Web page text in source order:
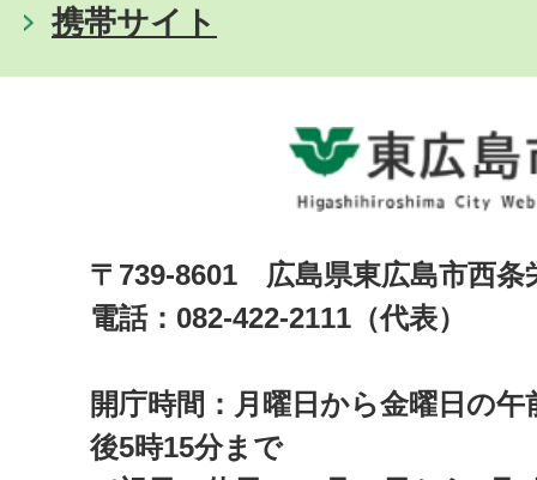
携帯サイト
〒739-8601 広島県東広島市西
電話：082-422-2111（代表）
開庁時間：月曜日から金曜日の午
後5時15分まで